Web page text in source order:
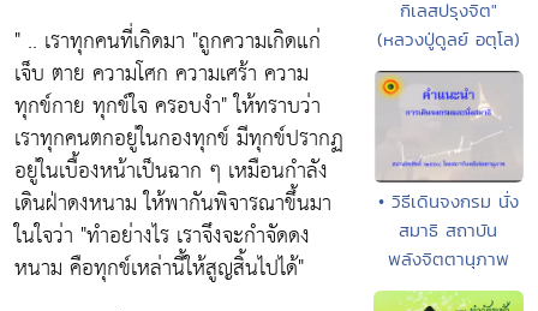
" .. เราทุกคนที่เกิดมา "ถูกความเกิดแก่
เจ็บ ตาย ความโศก ความเศร้า ความ
ทุกข์กาย ทุกข์ใจ ครอบงำ"ให้ทราบว่า
เราทุกคนตกอยู่ในกองทุกข์ มีทุกข์ปรากฏ
อยู่ในเบื้องหน้าเป็นฉาก ๆ เหมือนกำลัง
เดินฝ่าดงหนาม ให้พากันพิจารณาขึ้นมา
ในใจว่า "ทำอย่างไร เราจึงจะกำจัดดง
หนาม คือทุกข์เหล่านี้ให้สูญสิ้นไปได้"
กิเลสปรุงจิต"
(หลวงปู่ดูลย์ อตุโล)
• วิธีเดินจงกรม นั่ง
สมาธิ สถาบัน
พลังจิตตานุภาพ